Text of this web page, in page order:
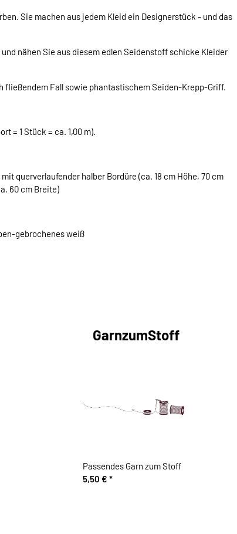
Sie machen aus jedem Kleid ein Designerstück - und das
nähen Sie aus diesem edlen Seidenstoff schicke Kleider
fließendem Fall sowie phantastischem Seiden-Krepp-Griff.
= 1 Stück = ca. 1,00 m).
querverlaufender halber Bordüre (ca. 18 cm Höhe, 70 cm
60 cm Breite)
gebrochenes weiß
GarnzumStoff
Passendes Garn zum Stoff
5,50 € *